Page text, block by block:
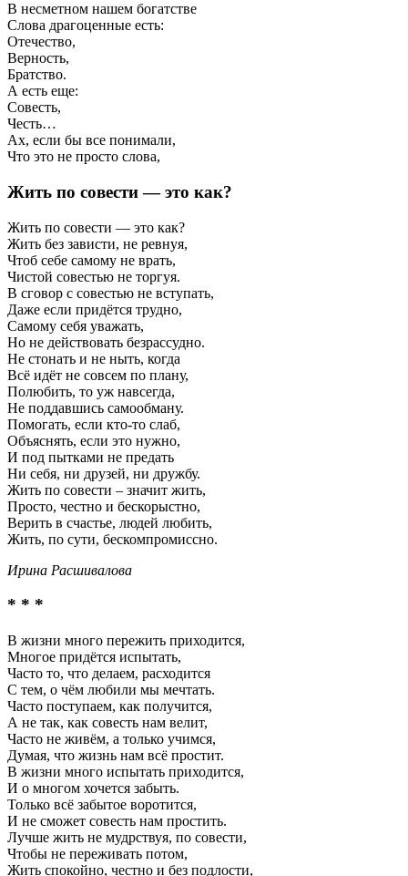
В несметном нашем богатстве
Слова драгоценные есть:
Отечество,
Верность,
Братство.
А есть еще:
Совесть,
Честь…
Ах, если бы все понимали,
Что это не просто слова,
Жить по совести — это как?
Жить по совести — это как?
Жить без зависти, не ревнуя,
Чтоб себе самому не врать,
Чистой совестью не торгуя.
В сговор с совестью не вступать,
Даже если придётся трудно,
Самому себя уважать,
Но не действовать безрассудно.
Не стонать и не ныть, когда
Всё идёт не совсем по плану,
Полюбить, то уж навсегда,
Не поддавшись самообману.
Помогать, если кто-то слаб,
Объяснять, если это нужно,
И под пытками не предать
Ни себя, ни друзей, ни дружбу.
Жить по совести – значит жить,
Просто, честно и бескорыстно,
Верить в счастье, людей любить,
Жить, по сути, бескомпромиссно.
Ирина Расшивалова
* * *
В жизни много пережить приходится,
Многое придётся испытать,
Часто то, что делаем, расходится
С тем, о чём любили мы мечтать.
Часто поступаем, как получится,
А не так, как совесть нам велит,
Часто не живём, а только учимся,
Думая, что жизнь нам всё простит.
В жизни много испытать приходится,
И о многом хочется забыть.
Только всё забытое воротится,
И не сможет совесть нам простить.
Лучше жить не мудрствуя, по совести,
Чтобы не переживать потом,
Жить спокойно, честно и без подлости,